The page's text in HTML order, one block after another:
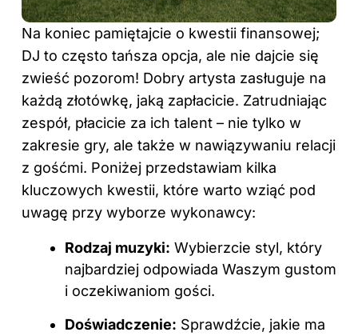
Na koniec pamiętajcie o kwestii finansowej;
DJ to często tańsza opcja, ale nie dajcie się
zwieść pozorom! Dobry artysta zasługuje na
każdą złotówkę, jaką zapłacicie. Zatrudniając
zespół, płacicie za ich talent – nie tylko w
zakresie gry, ale także w nawiązywaniu relacji
z gośćmi. Poniżej przedstawiam kilka
kluczowych kwestii, które warto wziąć pod
uwagę przy wyborze wykonawcy:
Rodzaj muzyki: Wybierzcie styl, który
najbardziej odpowiada Waszym gustom
i oczekiwaniom gości.
Doświadczenie: Sprawdźcie, jakie ma